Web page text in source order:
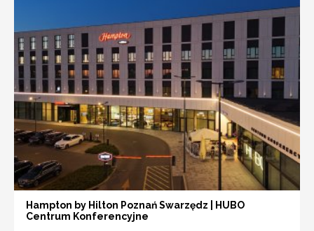
Hampton by Hilton Poznań Swarzędz | HUBO
Centrum Konferencyjne